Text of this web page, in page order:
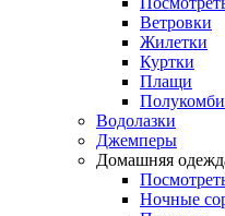
Ветровки
Жилетки
Куртки
Плащи
Водолазки
Джемперы
Домашняя
Ночные